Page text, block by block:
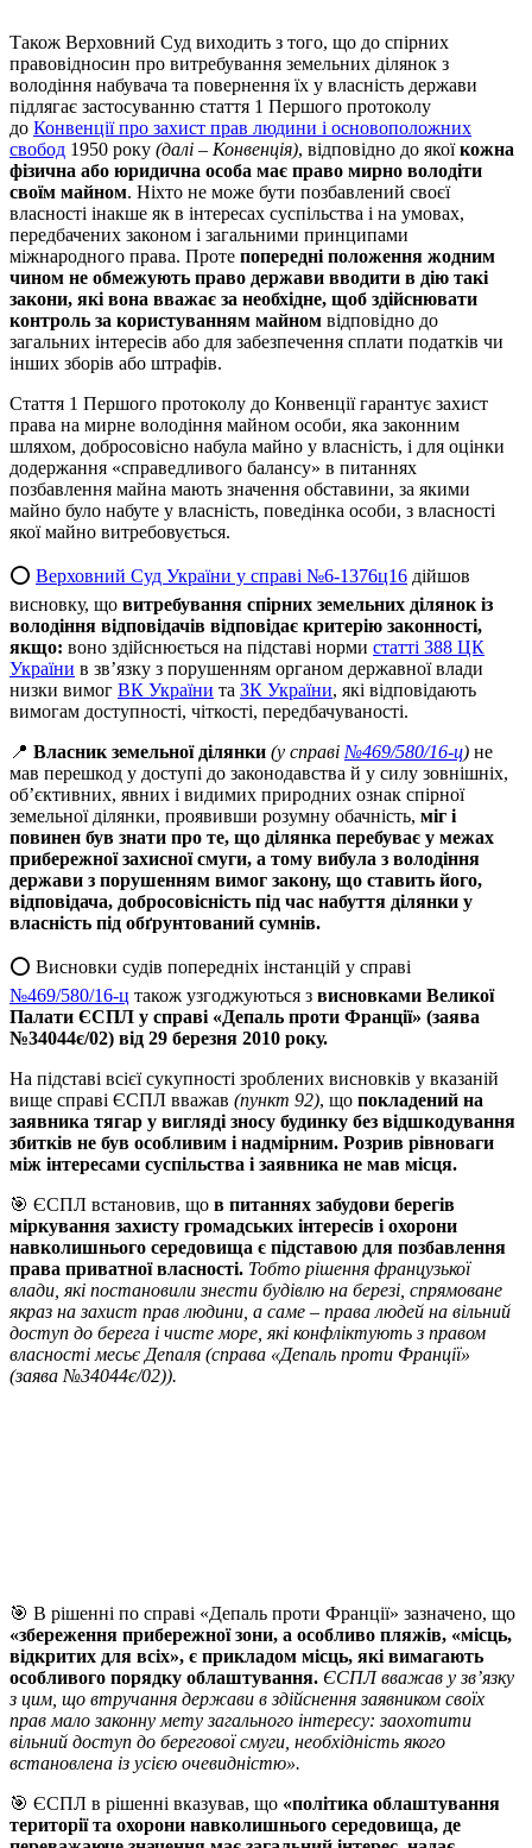
Також Верховний Суд виходить з того, що до спірних
правовідносин про витребування земельних ділянок з
володіння набувача та повернення їх у власність держави
підлягає застосуванню стаття 1 Першого протоколу
до Конвенції про захист прав людини і основоположних
свобод 1950 року (далі – Конвенція), відповідно до якоїкожна
фізична або юридична особа має право мирно володіти
своїм майном. Ніхто не може бути позбавлений своєї
власності інакше як в інтересах суспільства і на умовах,
передбачених законом і загальними принципами
міжнародного права. Проте попередні положення жодним
чином не обмежують право держави вводити в дію такі
закони, які вона вважає за необхідне, щоб здійснювати
контроль за користуванням майном відповідно до
загальних інтересів або для забезпечення сплати податків чи
інших зборів або штрафів.
Стаття 1 Першого протоколу до Конвенції гарантує захист
права на мирне володіння майном особи, яка законним
шляхом, добросовісно набула майно у власність, і для оцінки
додержання «справедливого балансу» в питаннях
позбавлення майна мають значення обставини, за якими
майно було набуте у власність, поведінка особи, з власності
якої майно витребовується.
⭕️ Верховний Суд України у справі №6-1376ц16 дійшов
висновку, що витребування спірних земельних ділянок із
володіння відповідачів відповідає критерію законності,
якщо: воно здійснюється на підставі норми статті 388 ЦК
України в зв’язку з порушенням органом державної влади
низки вимог ВК України та ЗК України, які відповідають
вимогам доступності, чіткості, передбачуваності.
📍 Власник земельної ділянки (у справі №469/580/16-ц) не
мав перешкод у доступі до законодавства й у силу зовнішніх,
об’єктивних, явних і видимих природних ознак спірної
земельної ділянки, проявивши розумну обачність, міг і
повинен був знати про те, що ділянка перебуває у межах
прибережної захисної смуги, а тому вибула з володіння
держави з порушенням вимог закону, що ставить його,
відповідача, добросовісність під час набуття ділянки у
власність під обґрунтований сумнів.
⭕️ Висновки судів попередніх інстанцій у справі
№469/580/16-ц також узгоджуються з висновками Великої
Палати ЄСПЛ у справі «Депаль проти Франції» (заява
№34044є/02) від 29 березня 2010 року.
На підставі всієї сукупності зроблених висновків у вказаній
вище справі ЄСПЛ вважав (пункт 92), що покладений на
заявника тягар у вигляді зносу будинку без відшкодування
збитків не був особливим і надмірним. Розрив рівноваги
між інтересами суспільства і заявника не мав місця.
🎯 ЄСПЛ встановив, що в питаннях забудови берегів
міркування захисту громадських інтересів і охорони
навколишнього середовища є підставою для позбавлення
права приватної власності. Тобто рішення французької
влади, які постановили знести будівлю на березі, спрямоване
якраз на захист прав людини, а саме – права людей на вільний
доступ до берега і чисте море, які конфліктують з правом
власності месьє Депаля (справа «Депаль проти Франції»
(заява №34044є/02)).
🎯 В рішенні по справі «Депаль проти Франції» зазначено, що
«збереження прибережної зони, а особливо пляжів, «місць,
відкритих для всіх», є прикладом місць, які вимагають
особливого порядку облаштування. ЄСПЛ вважав у зв’язку
з цим, що втручання держави в здійснення заявником своїх
прав мало законну мету загального інтересу: заохотити
вільний доступ до берегової смуги, необхідність якого
встановлена із усією очевидністю».
🎯 ЄСПЛ в рішенні вказував, що «політика облаштування
території та охорони навколишнього середовища, де